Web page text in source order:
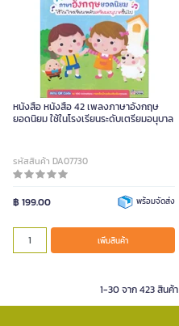
หนังสือ หนังสือ 42 เพลงภาษาอังกฤษ
ยอดนิยม ใช้ในโรงเรียนระดับเตรียมอนุบาล
รหัสสินค้า DA07730
฿ 199.00 พร้อมจัดส่ง
เพิ่มสินค้า
1-30 จาก 423 สินค้า